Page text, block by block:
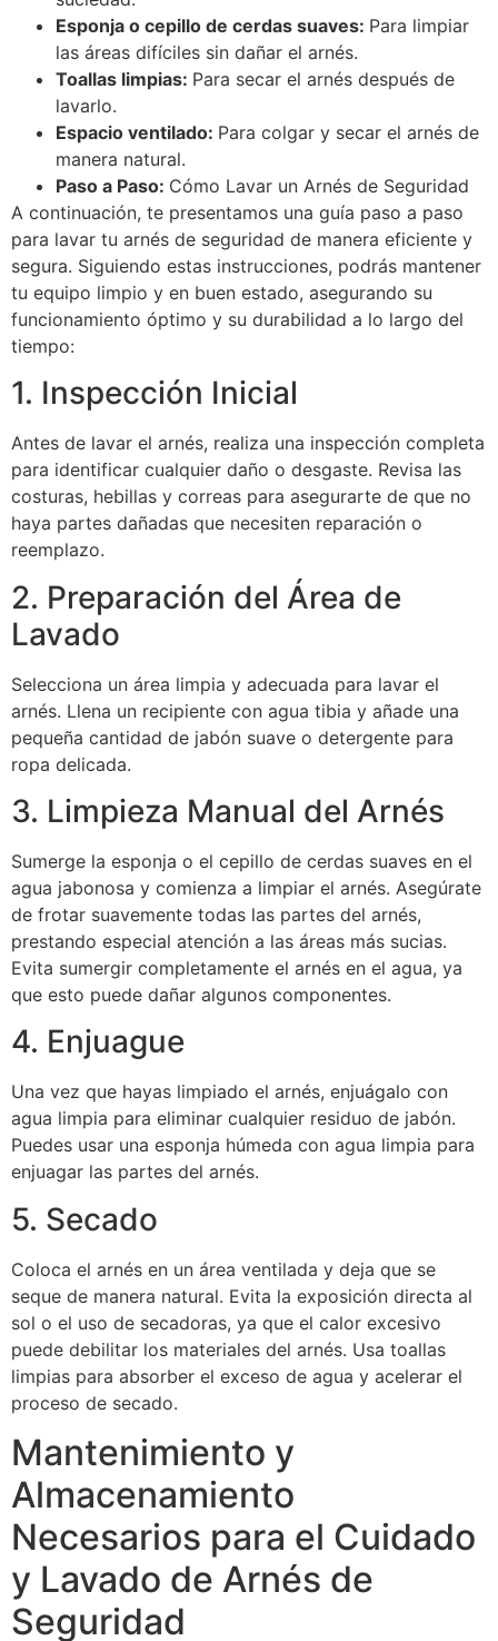
Esponja o cepillo de cerdas suaves: Para limpiar
las áreas difíciles sin dañar el arnés.
Toallas limpias: Para secar el arnés después de
lavarlo.
Espacio ventilado: Para colgar y secar el arnés de
manera natural.
Paso a Paso: Cómo Lavar un Arnés de Seguridad
A continuación, te presentamos una guía paso a paso
para lavar tu arnés de seguridad de manera eficiente y
segura. Siguiendo estas instrucciones, podrás mantener
tu equipo limpio y en buen estado, asegurando su
funcionamiento óptimo y su durabilidad a lo largo del
tiempo:
1. Inspección Inicial
Antes de lavar el arnés, realiza una inspección completa
para identificar cualquier daño o desgaste. Revisa las
costuras, hebillas y correas para asegurarte de que no
haya partes dañadas que necesiten reparación o
reemplazo.
2. Preparación del Área de
Lavado
Selecciona un área limpia y adecuada para lavar el
arnés. Llena un recipiente con agua tibia y añade una
pequeña cantidad de jabón suave o detergente para
ropa delicada.
3. Limpieza Manual del Arnés
Sumerge la esponja o el cepillo de cerdas suaves en el
agua jabonosa y comienza a limpiar el arnés. Asegúrate
de frotar suavemente todas las partes del arnés,
prestando especial atención a las áreas más sucias.
Evita sumergir completamente el arnés en el agua, ya
que esto puede dañar algunos componentes.
4. Enjuague
Una vez que hayas limpiado el arnés, enjuágalo con
agua limpia para eliminar cualquier residuo de jabón.
Puedes usar una esponja húmeda con agua limpia para
enjuagar las partes del arnés.
5. Secado
Coloca el arnés en un área ventilada y deja que se
seque de manera natural. Evita la exposición directa al
sol o el uso de secadoras, ya que el calor excesivo
puede debilitar los materiales del arnés. Usa toallas
limpias para absorber el exceso de agua y acelerar el
proceso de secado.
Mantenimiento y
Almacenamiento
Necesarios para el Cuidado
y Lavado de Arnés de
Seguridad